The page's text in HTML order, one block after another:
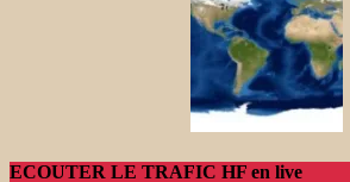
ECOUTER LE TRAFIC HF en live